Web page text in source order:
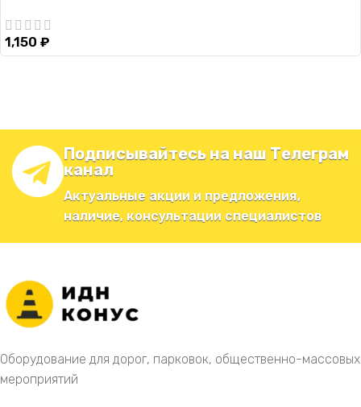
1,150 ₽
Подписывайтесь на наш Телеграм
канал
Актуальные акции и предложения,
наличие, консультации специалистов
Оборудование для дорог, парковок, общественно-массовых
мероприятий